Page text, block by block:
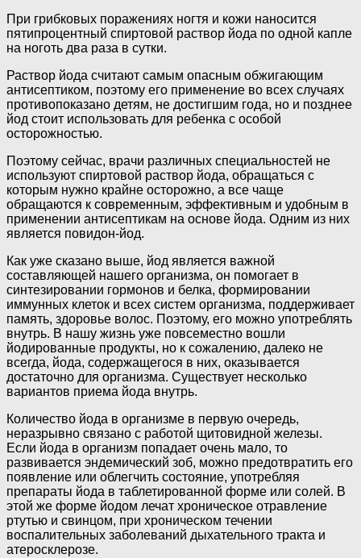
При грибковых поражениях ногтя и кожи наносится
пятипроцентный спиртовой раствор йода по одной капле
на ноготь два раза в сутки.
Раствор йода считают самым опасным обжигающим
антисептиком, поэтому его применение во всех случаях
противопоказано детям, не достигшим года, но и позднее
йод стоит использовать для ребенка с особой
осторожностью.
Поэтому сейчас, врачи различных специальностей не
используют спиртовой раствор йода, обращаться с
которым нужно крайне осторожно, а все чаще
обращаются к современным, эффективным и удобным в
применении антисептикам на основе йода. Одним из них
является повидон-йод.
Как уже сказано выше, йод является важной
составляющей нашего организма, он помогает в
синтезировании гормонов и белка, формировании
иммунных клеток и всех систем организма, поддерживает
память, здоровье волос. Поэтому, его можно употреблять
внутрь. В нашу жизнь уже повсеместно вошли
йодированные продукты, но к сожалению, далеко не
всегда, йода, содержащегося в них, оказывается
достаточно для организма. Существует несколько
вариантов приема йода внутрь.
Количество йода в организме в первую очередь,
неразрывно связано с работой щитовидной железы.
Если йода в организм попадает очень мало, то
развивается эндемический зоб, можно предотвратить его
появление или облегчить состояние, употребляя
препараты йода в таблетированной форме или солей. В
этой же форме йодом лечат хроническое отравление
ртутью и свинцом, при хроническом течении
воспалительных заболеваний дыхательного тракта и
атеросклерозе.